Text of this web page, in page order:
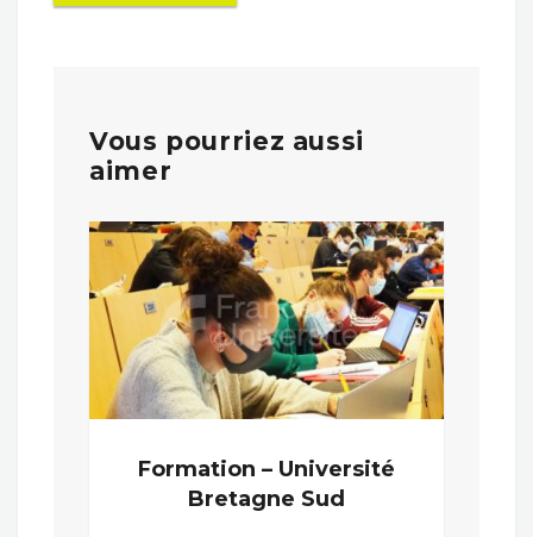
Vous pourriez aussi
aimer
Formation – Université
Bretagne Sud